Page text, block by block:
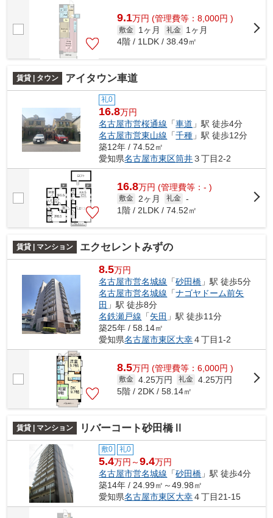
9.1万円 (管理費等：8,000円 )
敷金 1ヶ月 礼金
1ヶ月
4階 / 1LDK / 38.49㎡
賃貸 | タウン アイタウン車道
礼0
16.8万円
名古屋市営桜通線 「車道 」駅 徒歩4分
名古屋市営東山線 「千種 」駅 徒歩12分
築12年 / 74.52㎡
愛知県名古屋市東区筒井３丁目2-2
16.8万円 (管理費等：- )
敷金 2ヶ月 礼金 -
1階 / 2LDK / 74.52㎡
賃貸 | マンション エクセレントみずの
8.5万円
名古屋市営名城線 「砂田橋 」駅 徒歩5分
名古屋市営名城線 「ナゴヤドーム前矢
田 」駅 徒歩8分
名鉄瀬戸線 「矢田 」駅 徒歩11分
築25年 / 58.14㎡
愛知県名古屋市東区大幸４丁目1-2
8.5万円 (管理費等：6,000円 )
敷金 4.25万円 礼金 4.25万円
5階 / 2DK / 58.14㎡
賃貸 | マンション リバーコート砂田橋Ⅱ
敷0 礼0
5.4万円～9.4万円
名古屋市営名城線 「砂田橋 」駅 徒歩4分
築14年 / 24.99㎡～49.98㎡
愛知県名古屋市東区大幸４丁目21-15